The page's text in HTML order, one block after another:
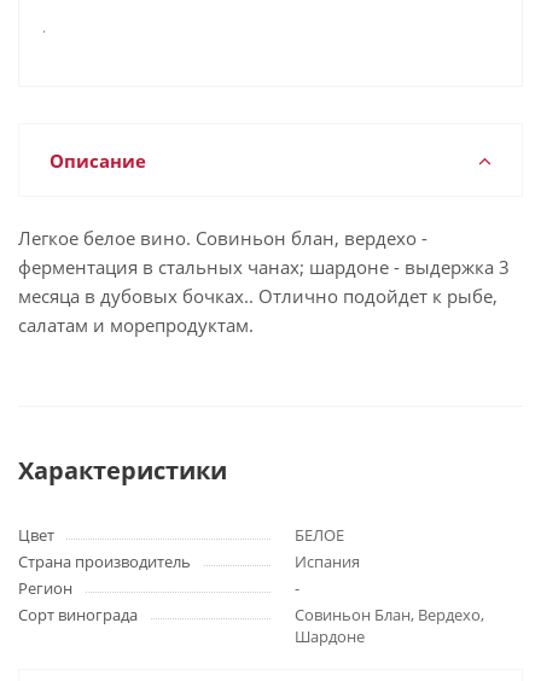
.
Описание
Легкое белое вино. Совиньон блан, вердехо -
ферментация в стальных чанах; шардоне - выдержка 3
месяца в дубовых бочках.. Отлично подойдет к рыбе,
салатам и морепродуктам.
Характеристики
Цвет
БЕЛОЕ
Страна производитель
Испания
Регион
-
Сорт винограда
Совиньон Блан, Вердехо,
Шардоне